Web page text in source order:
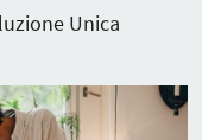
Unica